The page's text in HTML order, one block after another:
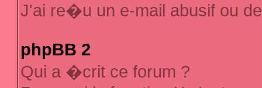
J'ai re�u un e-mail abusif ou
phpBB 2
Qui a �crit ce forum ?